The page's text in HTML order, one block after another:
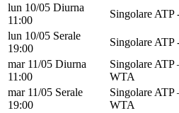
lun 10/05 Diurna
11:00
Singolare ATP
lun 10/05 Serale
19:00
Singolare ATP
mar 11/05 Diurna
11:00
Singolare ATP
WTA
mar 11/05 Serale
19:00
Singolare ATP
WTA